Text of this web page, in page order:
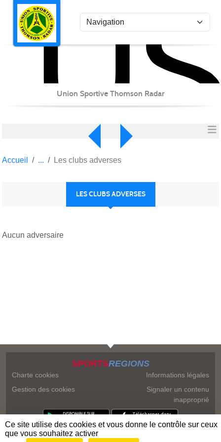
Union Sportive Thomson Radar
Accueil Les clubs adverses
LES CLUBS ADVERSES
Aucun adversaire
SPORTSREGIONS
Charte cookies
Gestion des cookies
Informations légales
Signaler un contenu
inapproprié
Panneau de gestion des cookies
Ce site utilise des cookies et vous donne le contrôle sur ceux
que vous souhaitez activer